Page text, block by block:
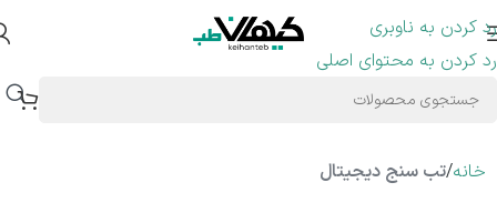
رد کردن به ناوبری
رد کردن به محتوای اصلی
خانه/تب سنج دیجیتال